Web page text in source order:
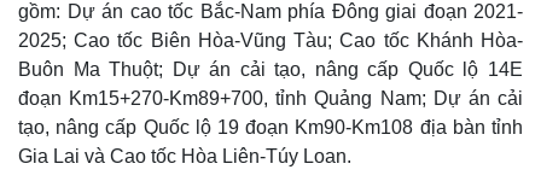
gồm: Dự án cao tốc Bắc-Nam phía Đông giai đoạn 2021-
2025; Cao tốc Biên Hòa-Vũng Tàu; Cao tốc Khánh Hòa-
Buôn Ma Thuột; Dự án cải tạo, nâng cấp Quốc lộ 14E
đoạn Km15+270-Km89+700, tỉnh Quảng Nam; Dự án cải
tạo, nâng cấp Quốc lộ 19 đoạn Km90-Km108 địa bàn tỉnh
Gia Lai và Cao tốc Hòa Liên-Túy Loan.